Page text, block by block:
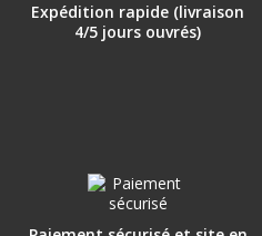
Expédition rapide (livraison
4/5 jours ouvrés)